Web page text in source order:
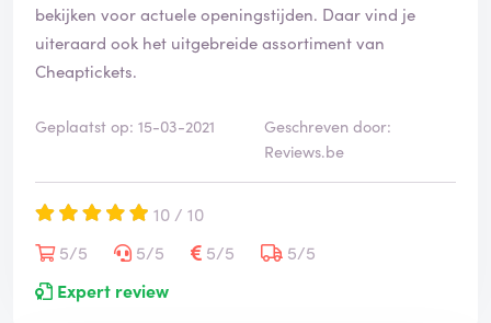
bekijken voor actuele openingstijden. Daar vind je
uiteraard ook het uitgebreide assortiment van
Cheaptickets.
Geplaatst op: 15-03-2021
Geschreven door:
Reviews.be
10 / 10
5/5
5/5 5/5
5/5
Expert review